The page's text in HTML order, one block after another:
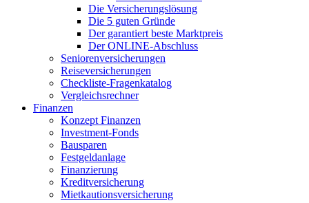
Die Versicherungslösung
Die 5 guten Gründe
Der garantiert beste Marktpreis
Der ONLINE-Abschluss
Seniorenversicherungen
Reiseversicherungen
Checkliste-Fragenkatalog
Vergleichsrechner
Finanzen
Konzept Finanzen
Investment-Fonds
Bausparen
Festgeldanlage
Finanzierung
Kreditversicherung
Mietkautionsversicherung